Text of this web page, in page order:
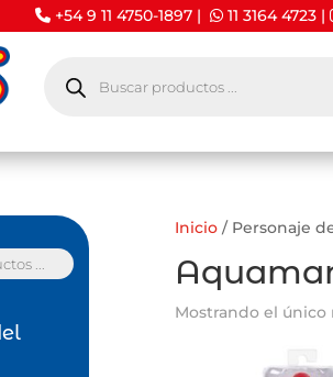
+54 9 11 4750-1897 | 11 3164 4723|
productos
Inicio/ Personaje
Mostrando el único